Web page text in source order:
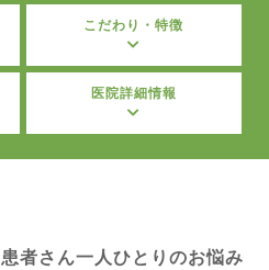
こだわり・特徴
医院詳細情報
患者さん一人ひとりのお悩み